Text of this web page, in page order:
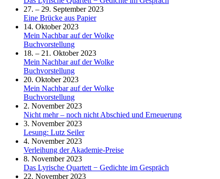
27. – 29. September 2023
Eine Brücke aus Papier
14. Oktober 2023
Mein Nachbar auf der Wolke
Buchvorstellung
18. – 21. Oktober 2023
Mein Nachbar auf der Wolke
Buchvorstellung
20. Oktober 2023
Mein Nachbar auf der Wolke
Buchvorstellung
2. November 2023
Nicht mehr – noch nicht Abschied und Erneuerung
3. November 2023
Lesung: Lutz Seiler
4. November 2023
Verleihung der Akademie-Preise
8. November 2023
Das Lyrische Quartett − Gedichte im Gespräch
22. November 2023